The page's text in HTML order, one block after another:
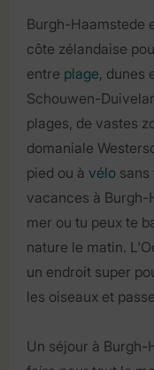
Burgh-Haamstede
côte zélandaise
entre plage, dunes
Schouwen-
plages, de vastes
domaniale
pied ou à vélo sans
vacances à Burgh-
mer ou tu peux te
nature le matin.
un endroit super
les oiseaux et
Un séjour à Burgh-